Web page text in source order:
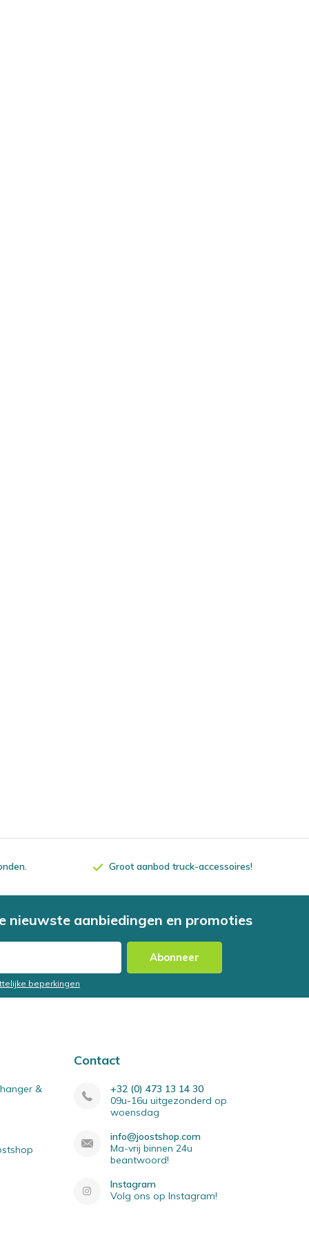
Groot aanbod truck-accessoires!
nieuwste aanbiedingen en promoties
Abonneer
beperkingen
&
Contact
+32 (0) 473 13 14 30
09u-16u uitgezonderd op
woensdag
info@joostshop.com
Ma-vrij binnen 24u
beantwoord!
Instagram
Volg ons op Instagram!